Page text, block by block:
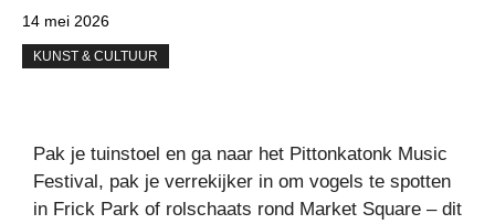
14 mei 2026
KUNST & CULTUUR
Pak je tuinstoel en ga naar het Pittonkatonk Music
Festival, pak je verrekijker in om vogels te spotten
in Frick Park of rolschaats rond Market Square – dit